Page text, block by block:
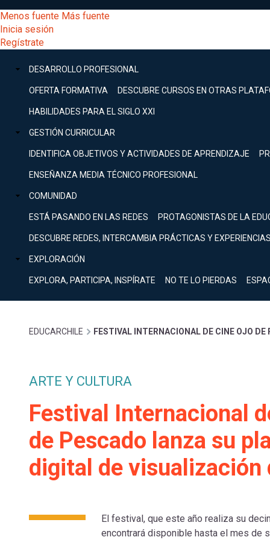
al
contenido
principal
[Educarchile
Escritorio]
Menú
entrar
mi
cuenta
Menos fuente Más fuente
Inicia sesión
Regístrate
Menú
principal
DESARROLLO PROFESIONAL
OFERTA FORMATIVA DESCUBRE CURSOS EN OTRAS
HABILIDADES PARA EL SIGLO XXI
GESTIÓN CURRICULAR
IDENTIFICA OBJETIVOS Y ACTIVIDADES DE APRENDIZAJE
ENSEÑANZA MEDIA TÉCNICO PROFESIONAL
COMUNIDAD
ESTÁ PASANDO EN LAS REDES PROTAGONISTAS DE LA
DESCUBRE REDES, INTERCAMBIA PRÁCTICAS Y EXPERIENCIAS
EXPLORACIÓN
EXPLORA, PARTICIPA, INSPÍRATE NO TE LO PIERDAS
Buscar
Menú
principal
DESARROLLO
Expand
GESTIÓN
Expand
COMUNIDAD
Expand
EXPLORACIÓN
[Educarchile
Mobile]
Menú
mi
cuenta
Inicia
Sobrescribir
enlaces
de
ayuda
la
EDUCARCHILE FESTIVAL INTERNACIONAL DE CINE OJO
ARTE Y CULTURA
Festival Internacional
de Pescado lanza su
digital de visualización
El festival, que este año realiza su
encontrará disponible hasta el mes de